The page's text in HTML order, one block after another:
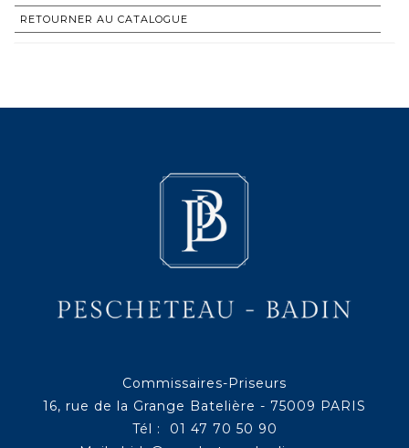
RETOURNER AU CATALOGUE
Commissaires-Priseurs
16, rue de la Grange Batelière - 75009 PARIS
Tél : 01 47 70 50 90